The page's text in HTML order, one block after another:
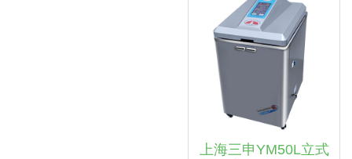
上海三申YM50L立式